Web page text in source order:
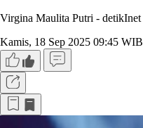
Virgina Maulita Putri - detikInet
Kamis, 18 Sep 2025 09:45 WIB